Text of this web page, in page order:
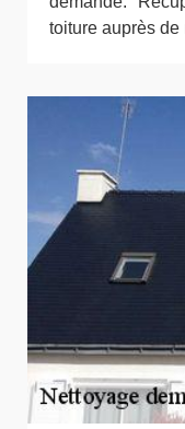
toiture auprès de